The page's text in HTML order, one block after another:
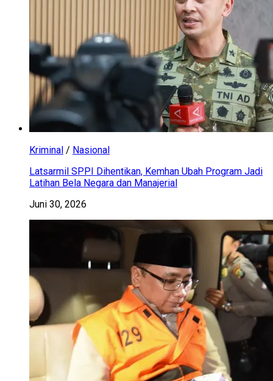
Kriminal / Nasional
Latsarmil SPPI Dihentikan, Kemhan Ubah Program Jadi
Latihan Bela Negara dan Manajerial
Juni 30, 2026